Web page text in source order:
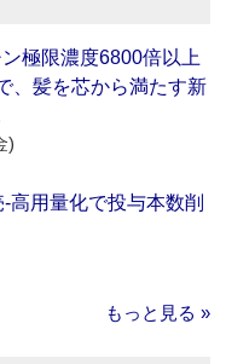
ン極限濃度6800倍以上
、髪を芯から満たす新
)
高用量化で投与本数削
もっと見る »